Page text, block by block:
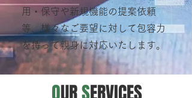
用・保守や新規機能の提案依頼
等、様々なご要望に対して包容力
を持って親身に対応いたします。